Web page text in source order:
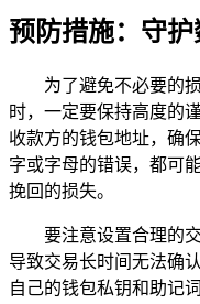
预防措施：守
为了避免不必要的
时，一定要保持高度的
收款方的钱包地址，确
字或字母的错误，都可
挽回的损失。
要注意设置合理的
导致交易长时间无法确
自己的钱包私钥和助记